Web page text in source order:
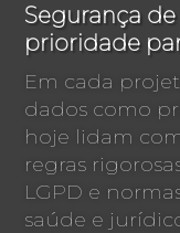
Segurança
prioridade
Em cada
dados como
hoje lidam
regras
LGPD e
saúde e